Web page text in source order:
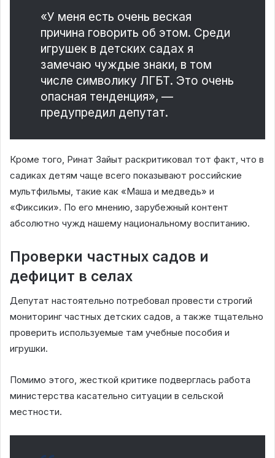
«У меня есть очень веская
причина говорить об этом. Среди
игрушек в детских садах я
замечаю чуждые знаки, в том
числе символику ЛГБТ. Это очень
опасная тенденция», —
предупредил депутат.
Кроме того, Ринат Зайыт раскритиковал тот факт, что в
садиках детям чаще всего показывают российские
мультфильмы, такие как «Маша и медведь» и
«Фиксики». По его мнению, зарубежный контент
абсолютно чужд нашему национальному воспитанию.
Проверки частных садов и
дефицит в селах
Депутат настоятельно потребовал провести строгий
мониторинг частных детских садов, а также тщательно
проверить используемые там учебные пособия и
игрушки.
Помимо этого, жесткой критике подверглась работа
министерства касательно ситуации в сельской
местности.